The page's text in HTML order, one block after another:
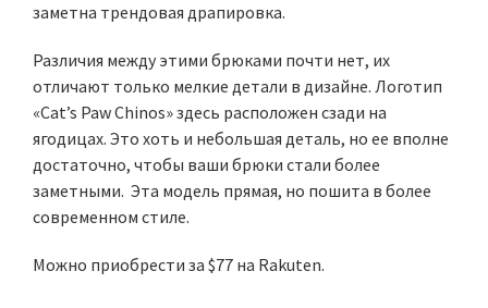
заметна трендовая драпировка.
Различия между этими брюками почти нет, их
отличают только мелкие детали в дизайне. Логотип
«Cat’s Paw Chinos» здесь расположен сзади на
ягодицах. Это хоть и небольшая деталь, но ее вполне
достаточно, чтобы ваши брюки стали более
заметными. Эта модель прямая, но пошита в более
современном стиле.
Можно приобрести за $77 на Rakuten.